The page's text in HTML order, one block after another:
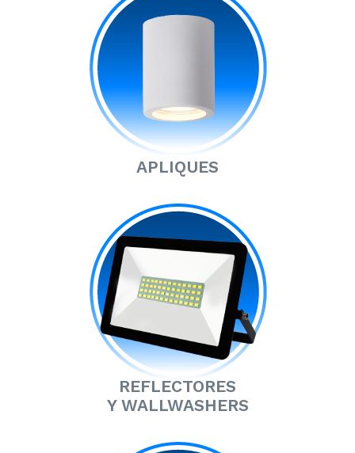
APLIQUES
REFLECTORES
Y WALLWASHERS